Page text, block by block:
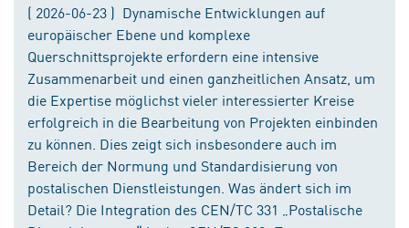
( 2026-06-23 ) Dynamische Entwicklungen auf
europäischer Ebene und komplexe
Querschnittsprojekte erfordern eine intensive
Zusammenarbeit und einen ganzheitlichen Ansatz, um
die Expertise möglichst vieler interessierter Kreise
erfolgreich in die Bearbeitung von Projekten einbinden
zu können. Dies zeigt sich insbesondere auch im
Bereich der Normung und Standardisierung von
postalischen Dienstleistungen. Was ändert sich im
Detail? Die Integration des CEN/TC 331 „Postalische